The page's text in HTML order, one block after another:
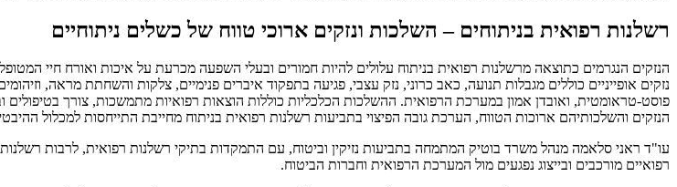
רשלנות רפואית בניתוחים – השלכות ונזקים ארוכי טווח של כשלים ניתוחיים
הנזקים הנגרמים כתוצאה מרשלנות רפואית בניתוח עלולים להיות חמורים ובעלי השפעה מכרעת על איכות ואורח חיי
נזקים אופייניים כוללים מגבלות תנועה, כאב כרוני, נזק עצבי, פגיעה בתפקוד איברים פנימיים, צלקות והשחתת מראה,
פוסט-טראומטית, ואובדן אמון במערכת הרפואית. ההשלכות הכלכליות כוללות הוצאות רפואיות מתמשכות, צורך בטיפולים
הנזקים והשלכותיהם ארוכות הטווח, הערכת גובה הפיצוי בתביעות רשלנות רפואית בניתוח מחייבת התייחסות למכלול
רפואיים מורכבים ובייצוג נפגעים מול המערכת הרפואית וחברות הביטוח.